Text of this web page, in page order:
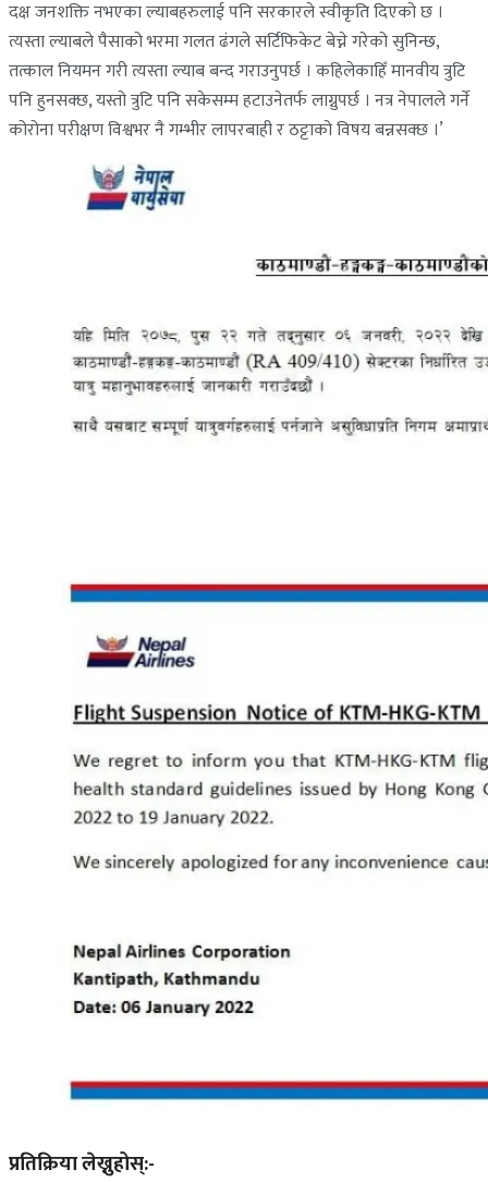
दक्ष जनशक्ति नभएका ल्याबहरुलाई पनि सरकारले स्वीकृति दिएको छ ।
त्यस्ता ल्याबले पैसाको भरमा गलत ढंगले सर्टिफिकेट बेच्ने गरेको सुनिन्छ,
तत्काल नियमन गरी त्यस्ता ल्याब बन्द गराउनुपर्छ । कहिलेकाहिँ मानवीय त्रुटि
पनि हुनसक्छ, यस्तो त्रुटि पनि सकेसम्म हटाउनेतर्फ लाग्नुपर्छ । नत्र नेपालले गर्ने
कोरोना परीक्षण विश्वभर नै गम्भीर लापरबाही र ठट्टाको विषय बन्नसक्छ ।’
प्रतिक्रिया लेख्नुहोस्:-